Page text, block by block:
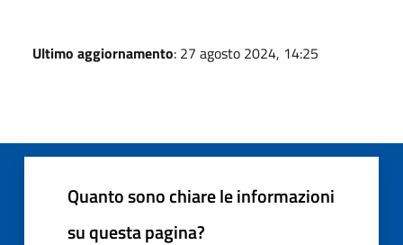
Ultimo aggiornamento: 27 agosto 2024, 14:25
Quanto sono chiare le informazioni
su questa pagina?